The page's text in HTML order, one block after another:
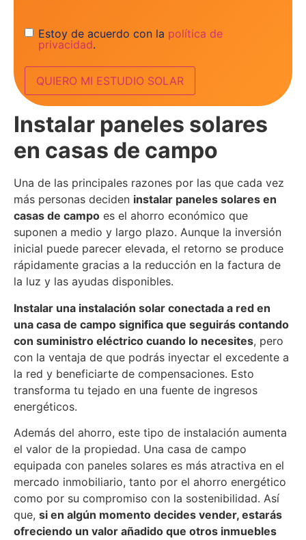
Consentimiento
Estoy de acuerdo con la política de
privacidad.
Instalar paneles solares
en casas de campo
Una de las principales razones por las que cada vez
más personas deciden instalar paneles solares en
casas de campo es el ahorro económico que
suponen a medio y largo plazo. Aunque la inversión
inicial puede parecer elevada, el retorno se produce
rápidamente gracias a la reducción en la factura de
la luz y las ayudas disponibles.
Instalar una instalación solar conectada a red en
una casa de campo significa que seguirás contando
con suministro eléctrico cuando lo necesites, pero
con la ventaja de que podrás inyectar el excedente a
la red y beneficiarte de compensaciones. Esto
transforma tu tejado en una fuente de ingresos
energéticos.
Además del ahorro, este tipo de instalación aumenta
el valor de la propiedad. Una casa de campo
equipada con paneles solares es más atractiva en el
mercado inmobiliario, tanto por el ahorro energético
como por su compromiso con la sostenibilidad. Así
que, si en algún momento decides vender, estarás
ofreciendo un valor añadido que otros inmuebles